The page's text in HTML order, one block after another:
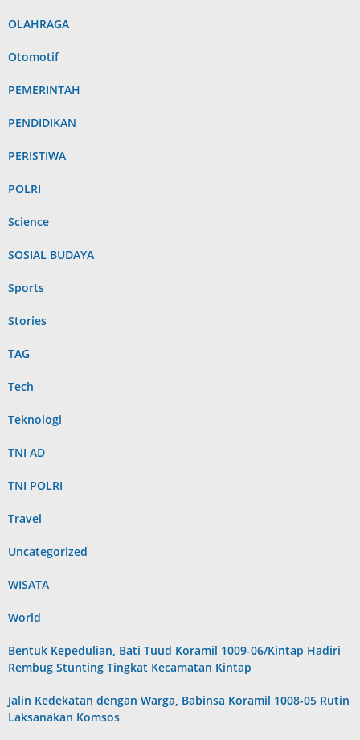
OLAHRAGA
Otomotif
PEMERINTAH
PENDIDIKAN
PERISTIWA
POLRI
Science
SOSIAL BUDAYA
Sports
Stories
TAG
Tech
Teknologi
TNI AD
TNI POLRI
Travel
Uncategorized
WISATA
World
Bentuk Kepedulian, Bati Tuud Koramil 1009-06/Kintap Hadiri
Rembug Stunting Tingkat Kecamatan Kintap
Jalin Kedekatan dengan Warga, Babinsa Koramil 1008-05 Rutin
Laksanakan Komsos